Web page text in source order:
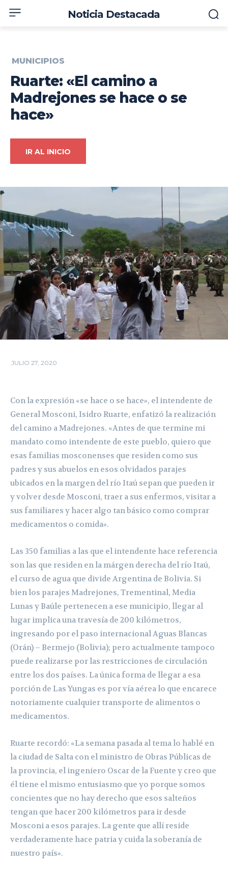
Noticia Destacada
MUNICIPIOS
Ruarte: «El camino a
Madrejones se hace o se
hace»
IR AL INICIO
JULIO 27, 2020
Con la expresión «se hace o se hace», el intendente de
General Mosconi, Isidro Ruarte, enfatizó la realización
del camino a Madrejones. «Antes de que termine mi
mandato como intendente de este pueblo, quiero que
esas familias mosconenses que residen como sus
padres y sus abuelos en esos olvidados parajes
ubicados en la margen del río Itaú sepan que pueden ir
y volver desde Mosconi, traer a sus enfermos, visitar a
sus familiares y hacer algo tan básico como comprar
medicamentos o comida».
Las 350 familias a las que el intendente hace referencia
son las que residen en la márgen derecha del río Itaú,
el curso de agua que divide Argentina de Bolivia. Si
bien los parajes Madrejones, Trementinal, Media
Lunas y Baúle pertenecen a ese municipio, llegar al
lugar implica una travesía de 200 kilómetros,
ingresando por el paso internacional Aguas Blancas
(Orán) – Bermejo (Bolivia); pero actualmente tampoco
puede realizarse por las restricciones de circulación
entre los dos países. La única forma de llegar a esa
porción de Las Yungas es por vía aérea lo que encarece
notoriamente cualquier transporte de alimentos o
medicamentos.
Ruarte recordó: «La semana pasada al tema lo hablé en
la ciudad de Salta con el ministro de Obras Públicas de
la provincia, el ingeniero Oscar de la Fuente y creo que
él tiene el mismo entusiasmo que yo porque somos
concientes que no hay derecho que esos salteños
tengan que hacer 200 kilómetros para ir desde
Mosconi a esos parajes. La gente que allí reside
verdaderamente hace patria y cuida la soberanía de
nuestro país».